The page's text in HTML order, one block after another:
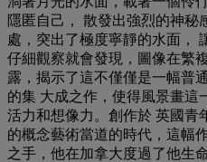
隱匿自己， 散發出強烈的神秘
處，突出了極度寧靜的水面，
仔細觀察就會發現，圖像在繁
露，揭示了這不僅僅是一幅普
的集 大成之作，使得風景畫這
活力和想像力。創作於 英國青
的概念藝術當道的時代，這幅
之手，他在加拿大度過了他生